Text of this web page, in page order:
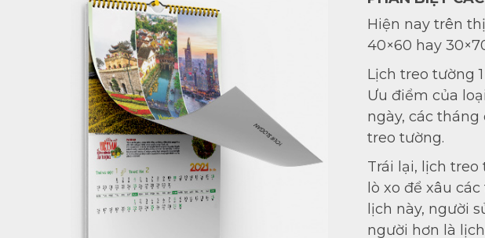
Hiện nay trên
40×60 hay
Lịch treo tường
Ưu điểm của
ngày, các
treo tường.
Trái lại, lịch
lò xo để xâu
lịch này, người
người hơn là lịch